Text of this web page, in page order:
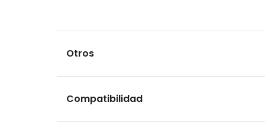
Otros
Compatibilidad